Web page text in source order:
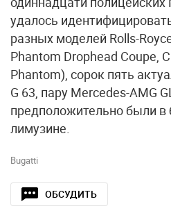
удалось
разных моделей Rolls-
Phantom Drophead Coupe,
Phantom), сорок пять
G 63, пару Mercedes-AMG
предположительно были в
лимузине.
Bugatti
ОБСУДИТЬ